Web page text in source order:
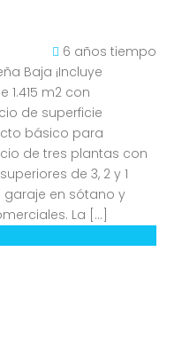
6 años tiempo
Baja ¡Incluye
1.415 m2 con
de superficie
básico para
de tres plantas con
de 3, 2 y 1
garaje en sótano y
La […]